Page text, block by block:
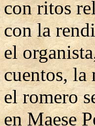
con ritos
con la
el
cuentos, la
el romero
en Maese